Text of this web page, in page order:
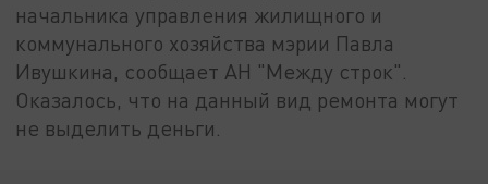
начальника управления жилищного и
коммунального хозяйства мэрии Павла
Ивушкина, сообщает АН "Между строк".
Оказалось, что на данный вид ремонта могут
не выделить деньги.